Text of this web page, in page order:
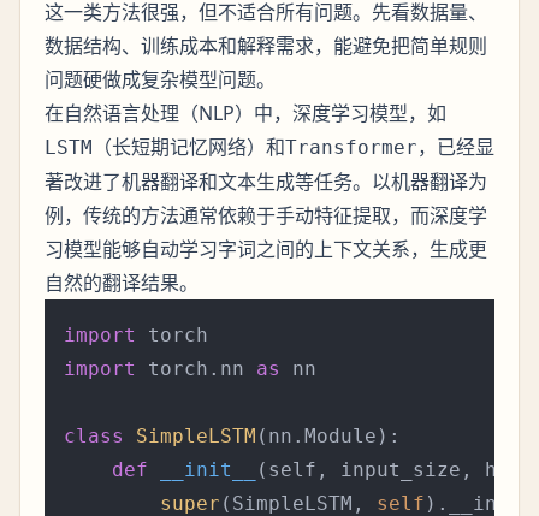
这一类方法很强，但不适合所有问题。先看数据量、
数据结构、训练成本和解释需求，能避免把简单规则
问题硬做成复杂模型问题。
在自然语言处理（NLP）中，深度学习模型，如
LSTM （长短期记忆网络）和Transformer，已经显
著改进了机器翻译和文本生成等任务。以机器翻译为
例，传统的方法通常依赖于手动特征提取，而深度学
习模型能够自动学习字词之间的上下文关系，生成更
自然的翻译结果。
import
import
torch.nn as nn
class SimpleLSTM (nn.Module):
def
__init__ ( self, input_size,
super (SimpleLSTM, self